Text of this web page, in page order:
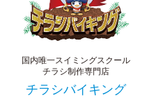
国内唯一スイミングスクール
チラシ制作専門店
チラシバイキング